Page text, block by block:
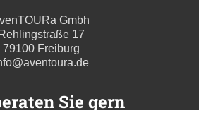
Gmbh
Rehlingstraße 17
79100 Freiburg
Sie gern